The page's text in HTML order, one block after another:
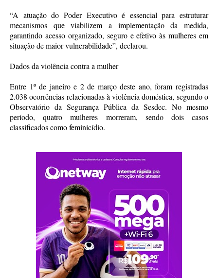
“A atuação do Poder Executivo é essencial para estruturar
mecanismos que viabilizem a implementação da medida,
garantindo acesso organizado, seguro e efetivo às mulheres em
situação de maior vulnerabilidade”, declarou.
Dados da violência contra a mulher
Entre 1º de janeiro e 2 de março deste ano, foram registradas
2.038 ocorrências relacionadas à violência doméstica, segundo o
Observatório da Segurança Pública da Sesdec. No mesmo
período, quatro mulheres morreram, sendo dois casos
classificados como feminicídio.